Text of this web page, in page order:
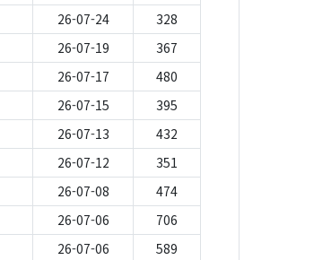
26-07-24
328
26-07-19
367
26-07-17
480
26-07-15
395
26-07-13
432
26-07-12
351
26-07-08
474
26-07-06
706
26-07-06
589